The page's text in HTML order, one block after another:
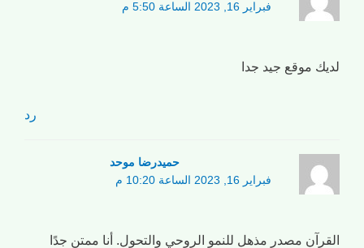
فبراير 16, 2023 الساعة 5:50 م
لديك موقع جيد جدا
رد
حمیدرضا موحد
فبراير 16, 2023 الساعة 10:20 م
القرآن مصدر مذهل للنمو الروحي والتحول. أنا ممتن جدًا